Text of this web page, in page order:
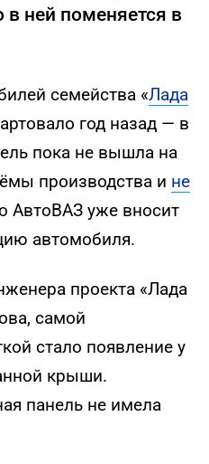
ней поменяется в
семейства «Лада
год назад — в
пока не вышла на
производства и не
АвтоВАЗ уже вносит
автомобиля.
проекта «Лада
самой
стало появление у
крыши.
панель не имела